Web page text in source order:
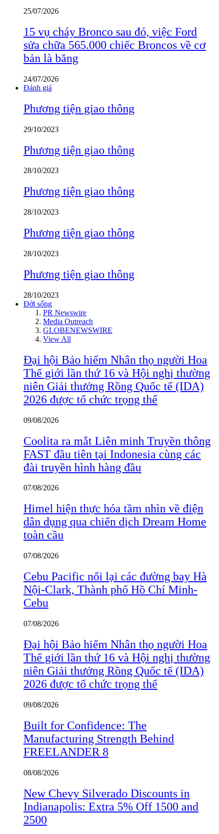
25/07/2026
15 vụ cháy Bronco sau đó, việc Ford
sửa chữa 565.000 chiếc Broncos về cơ
bản là băng
24/07/2026
Đánh giá
Phương tiện giao thông
29/10/2023
Phương tiện giao thông
28/10/2023
Phương tiện giao thông
28/10/2023
Phương tiện giao thông
28/10/2023
Phương tiện giao thông
28/10/2023
Đời sống
PR Newswire
Media Outreach
GLOBENEWSWIRE
View All
Đại hội Bảo hiểm Nhân thọ người Hoa
Thế giới lần thứ 16 và Hội nghị thường
niên Giải thưởng Rồng Quốc tế (IDA)
2026 được tổ chức trọng thể
09/08/2026
Coolita ra mắt Liên minh Truyền thông
FAST đầu tiên tại Indonesia cùng các
đài truyền hình hàng đầu
07/08/2026
Himel hiện thực hóa tầm nhìn về điện
dân dụng qua chiến dịch Dream Home
toàn cầu
07/08/2026
Cebu Pacific nối lại các đường bay Hà
Nội-Clark, Thành phố Hồ Chí Minh-
Cebu
07/08/2026
Đại hội Bảo hiểm Nhân thọ người Hoa
Thế giới lần thứ 16 và Hội nghị thường
niên Giải thưởng Rồng Quốc tế (IDA)
2026 được tổ chức trọng thể
09/08/2026
Built for Confidence: The
Manufacturing Strength Behind
FREELANDER 8
08/08/2026
New Chevy Silverado Discounts in
Indianapolis: Extra 5% Off 1500 and
2500